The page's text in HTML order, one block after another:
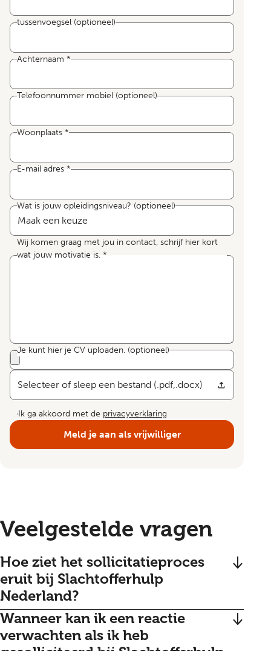
tussenvoegsel (optioneel)
Achternaam *
Telefoonnummer mobiel (optioneel)
Woonplaats *
E-mail adres *
Wat is jouw opleidingsniveau? (optioneel)
Wij komen graag met jou in contact, schrijf hier kort
wat jouw motivatie is. *
Je kunt hier je CV uploaden. (optioneel)
Selecteer of sleep een bestand (.pdf,.docx)
Ik ga akkoord met de privacyverklaring
Meld je aan als vrijwilliger
Veelgestelde vragen
Hoe ziet het sollicitatieproces
eruit bij Slachtofferhulp
Nederland?
Allereerst stuur jij je cv naar ons op. Zijn wij net
zo enthousiast als jij? Dan bellen wij je op voor
Wanneer kan ik een reactie
verwachten als ik heb